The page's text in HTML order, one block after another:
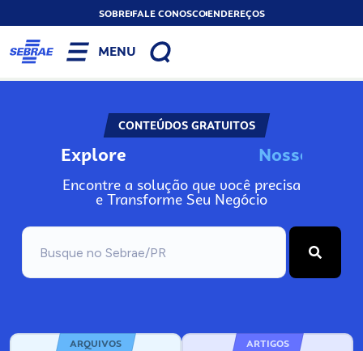
SOBREFALE CONOSCOENDEREÇOS
MENU
CONTEÚDOS GRATUITOS
Explore Nosso
Encontre a solução que você precisa
e Transforme Seu Negócio
ARQUIVOS ARTIGOS